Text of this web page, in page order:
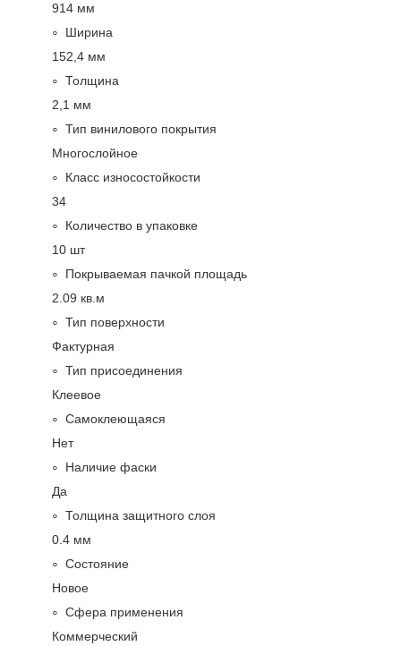
914 мм
Ширина
152,4 мм
Толщина
2,1 мм
Тип винилового покрытия
Многослойное
Класс износостойкости
34
Количество в упаковке
10 шт
Покрываемая пачкой площадь
2.09 кв.м
Тип поверхности
Фактурная
Тип присоединения
Клеевое
Самоклеющаяся
Нет
Наличие фаски
Да
Толщина защитного слоя
0.4 мм
Состояние
Новое
Сфера применения
Коммерческий